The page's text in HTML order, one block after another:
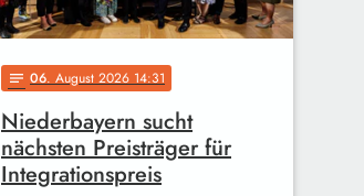
notes 06. August 2026 14:31
Niederbayern sucht
nächsten Preisträger für
Integrationspreis